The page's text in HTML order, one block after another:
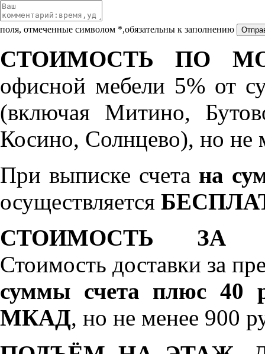
поля, отмеченные символом *,обязательны к заполнению
СТОИМОСТЬ ПО
офисной мебели 5% от
(включая Митино,
Косино, Солнцево), но не
При выписке счета на
осуществляется
СТОИМОСТЬ ЗА
Стоимость доставки за
суммы счета плюс 40
МКАД, но не менее 900